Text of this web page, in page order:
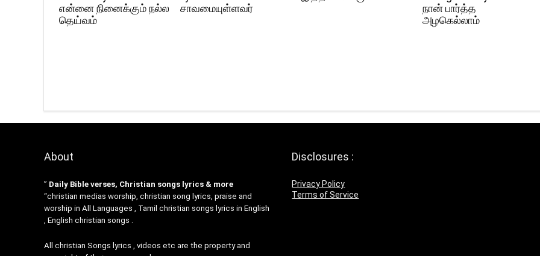
என்னை நினைக்கும் நல்ல
தெய்வம்
சாவமையுள்ளவர்
நான் பார்த்த
அழகெல்லாம்
About
” Daily Bible verses, Christian songs lyrics & more
“christian medias worship, christian song lyrics, praise and
worship in All Languages , Tamil christian songs lyrics in English
, English christian songs .
All christian Songs lyrics , videos etc are the property and
Disclosures :
Privacy Policy
Terms of Service